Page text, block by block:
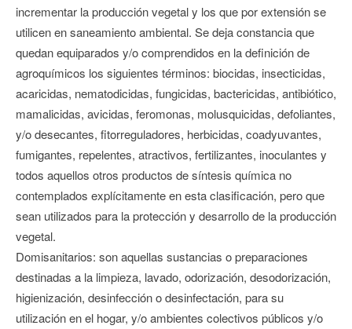
incrementar la producción vegetal y los que por extensión se
utilicen en saneamiento ambiental. Se deja constancia que
quedan equiparados y/o comprendidos en la definición de
agroquímicos los siguientes términos: biocidas, insecticidas,
acaricidas, nematodicidas, fungicidas, bactericidas, antibiótico,
mamalicidas, avicidas, feromonas, molusquicidas, defoliantes,
y/o desecantes, fitorreguladores, herbicidas, coadyuvantes,
fumigantes, repelentes, atractivos, fertilizantes, inoculantes y
todos aquellos otros productos de síntesis química no
contemplados explícitamente en esta clasificación, pero que
sean utilizados para la protección y desarrollo de la producción
vegetal.
Domisanitarios: son aquellas sustancias o preparaciones
destinadas a la limpieza, lavado, odorización, desodorización,
higienización, desinfección o desinfectación, para su
utilización en el hogar, y/o ambientes colectivos públicos y/o